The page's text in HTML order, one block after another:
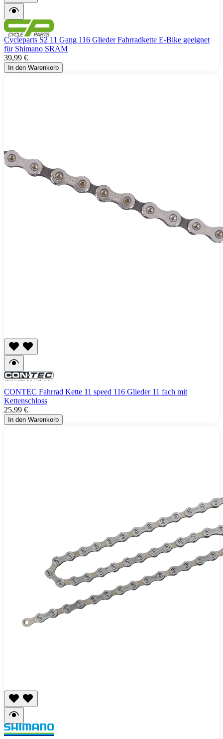
Cycleparts S2 11 Gang 116 Glieder Fahrradkette E-Bike geeignet
für Shimano SRAM
39,99 €
In den Warenkorb
CONTEC Fahrrad Kette 11 speed 116 Glieder 11 fach mit
Kettenschloss
25,99 €
In den Warenkorb